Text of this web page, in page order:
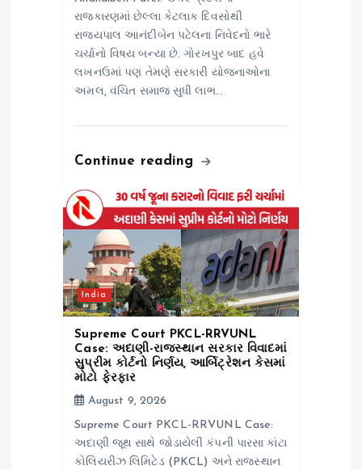
રાજકારણમાં છેલ્લા કેટલાક દિવસોથી
રાજ્યપાલ આનંદીબેન પટેલના નિવેદનો ભારે
ચર્ચાનો વિષય બન્યા છે. ગોરખપુર બાદ હવે
લખનઉમાં પણ તેમણે સરકારી યોજનાઓના
અમલ, વંચિત સમાજ સુધી લાભ…
Continue reading
India
Supreme Court PKCL-RRVUNL
Case: અદાણી-રાજસ્થાન સરકાર વિવાદમાં
સુપ્રીમ કોર્ટનો નિર્ણય, આર્બિટ્રેશન કેસમાં
મોટો ફેરફાર
August 9, 2026
Supreme Court PKCL-RRVUNL Case:
અદાણી જૂથ સાથે જોડાયેલી કંપની પારસા કાંટા
કોલિયરીઝ લિમિટેડ (PKCL) અને રાજસ્થાન